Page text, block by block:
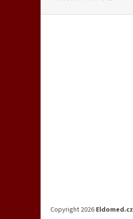
Copyright 2026 Eldomed.cz